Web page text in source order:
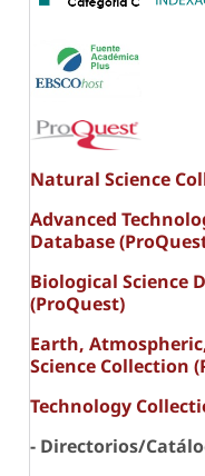
Natural Science
Advanced
Database
Biological Science
(ProQuest)
Earth,
Science Collection
Technology
- Directorios/